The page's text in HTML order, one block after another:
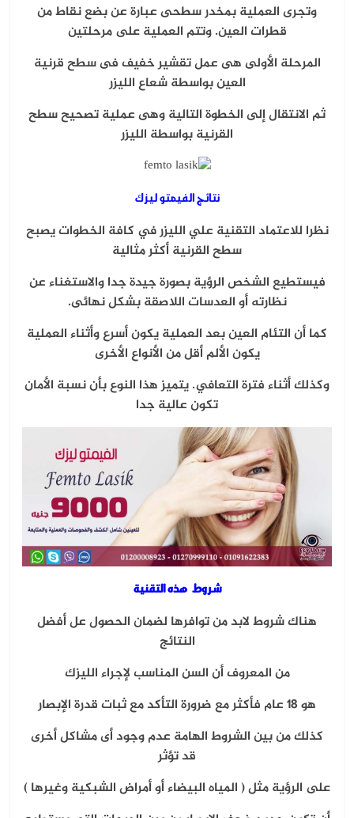
وتجرى العملية بمخدر سطحى عبارة عن بضع نقاط من
قطرات العين. وتتم العملية على مرحلتين
المرحلة الأولى هى عمل تقشير خفيف فى سطح قرنية
العين بواسطة شعاع الليزر
ثم الانتقال إلى الخطوة التالية وهى عملية تصحيح سطح
القرنية بواسطة الليزر
نتائج الفيمتو ليزك
نظرا للاعتماد التقنية علي الليزر في كافة الخطوات يصبح
سطح القرنية أكثر مثالية
فيستطيع الشخص الرؤية بصورة جيدة جدا والاستغناء عن
نظارته أو العدسات اللاصقة بشكل نهائى.
كما أن التئام العين بعد العملية يكون أسرع وأثناء العملية
يكون الألم أقل من الأنواع الأخرى
وكذلك أثناء فترة التعافي. يتميز هذا النوع بأن نسبة الأمان
تكون عالية جدا
شروط هذه التقنية
هناك شروط لابد من توافرها لضمان الحصول عل أفضل
النتائج
من المعروف أن السن المناسب لإجراء الليزك
هو 18 عام فأكثر مع ضرورة التأكد مع ثبات قدرة الإبصار
كذلك من بين الشروط الهامة عدم وجود أى مشاكل أخرى
قد تؤثر
على الرؤية مثل ( المياه البيضاء أو أمراض الشبكية وغيرها )